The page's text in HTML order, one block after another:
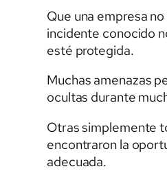
Que una empresa
incidente conocido
esté protegida.
Muchas amenazas
ocultas durante
Otras simplemente
encontraron la
adecuada.